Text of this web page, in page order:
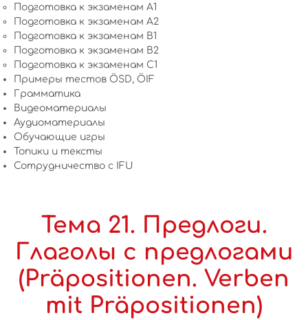
Подготовка к экзаменам A1
Подготовка к экзаменам A2
Подготовка к экзаменам B1
Подготовка к экзаменам B2
Подготовка к экзаменам C1
Примеры тестов ÖSD, ÖIF
Грамматика
Видеоматериалы
Аудиоматериалы
Обучающие игры
Топики и тексты
Сотрудничество c IFU
Тема 21. Предлоги.
Глаголы с предлогами
(Präpositionen. Verben
mit Präpositionen)